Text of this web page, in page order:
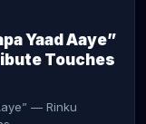
Yaad Aaye”
Touches
— Rinku